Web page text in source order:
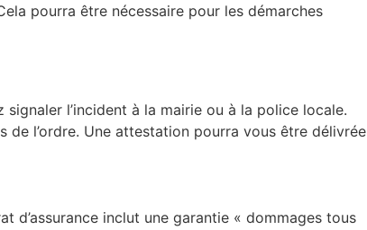
pourra être nécessaire pour les démarches
l’incident à la mairie ou à la police locale.
l’ordre. Une attestation pourra vous être délivrée
d’assurance inclut une garantie « dommages tous